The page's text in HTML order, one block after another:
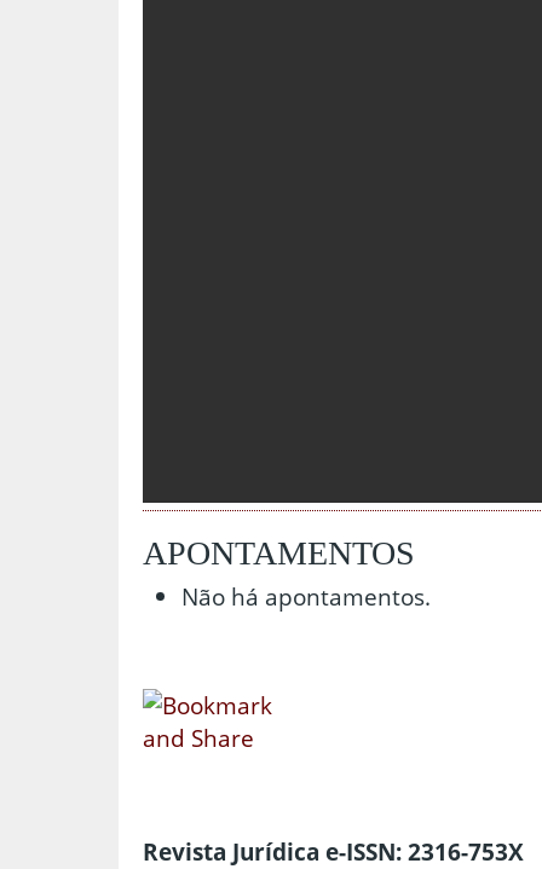
APONTAMENTOS
Não há apontamentos.
Revista Jurídica e-ISSN: 2316-753X